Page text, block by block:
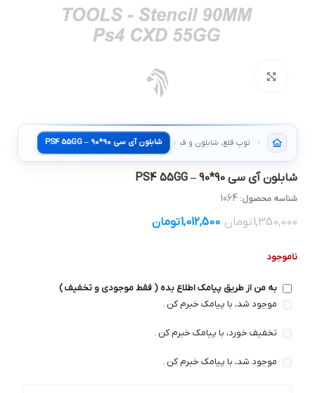
توپ قلع، شابلون و فیکسچرشابلون آی سی 90*90 – PS4 55GG
شابلون آی سی 90*90 – PS4 55GG
شناسه محصول: 1064
1,350,000تومان 1,012,500تومان
ناموجود
به من از طریق پیامک اطلاع بده ( فقط موجودی و تخفیف )
موجود شد، با پیامک خبرم کن .
تخفیف خورد، با پیامک خبرم کن .
موجود شد، با پیامک خبرم کن .